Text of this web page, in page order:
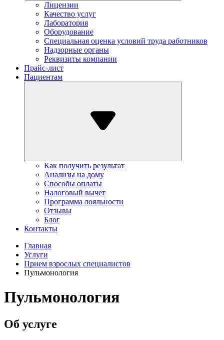
Лицензии
Качество услуг
Лаборатория
Оборудование
Специальная оценка условий труда работников
Надзорные органы
Реквизиты компании
Прайс-лист
Пациентам
Как получить результат
Анализы на дому
Способы оплаты
Налоговый вычет
Программа лояльности
Отзывы
Блог
Контакты
Главная
Услуги
Прием взрослых специалистов
Пульмонология
Пульмонология
Об услуге